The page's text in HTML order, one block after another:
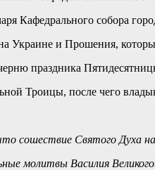
Кафедрального собора
и Прошения,
праздника
Троицы, после чего в
сошествие Святого Духа
молитвы Василия